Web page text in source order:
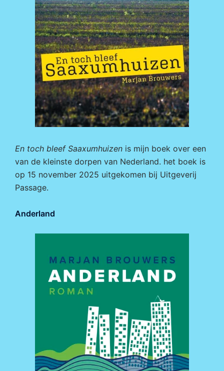
En toch bleef Saaxumhuizen is mijn boek over een
van de kleinste dorpen van Nederland. het boek is
op 15 november 2025 uitgekomen bij Uitgeverij
Passage.
Anderland